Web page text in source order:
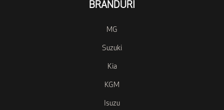
BRANDURI
MG
Suzuki
Kia
KGM
Isuzu